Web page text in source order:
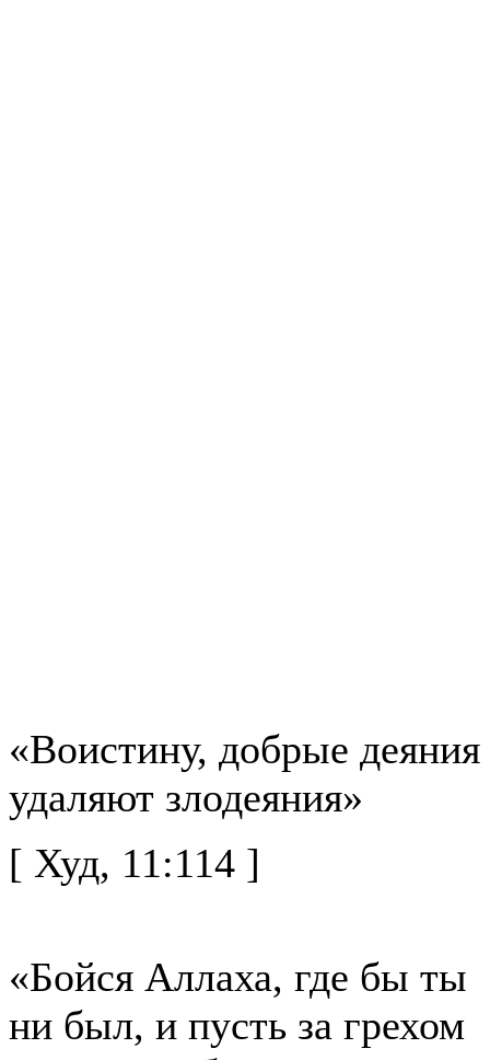
«Воистину, добрые деяния
удаляют злодеяния»
[ Худ, 11:114 ]
«Бойся Аллаха, где бы ты
ни был, и пусть за грехом